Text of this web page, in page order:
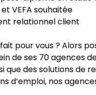
VEFA souhaitée
relationnel client
pour vous ? Alors
de ses 70 agences
que des solutions de
d’emploi, nos